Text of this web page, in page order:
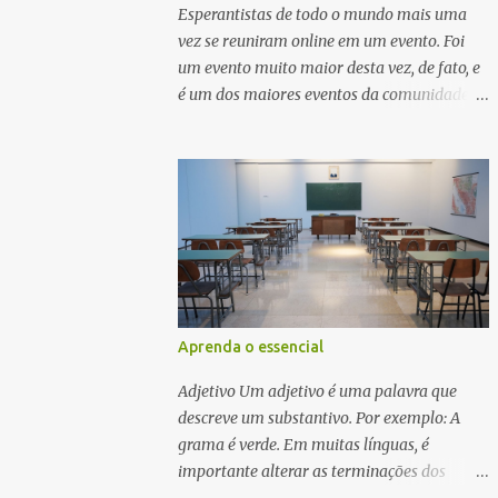
influências do persa, árabe e russo,
tornando-se uma parte vital da identidade
da Ásia Central. Como entusiasta de línguas,
as línguas túrquicas são também um
popular, o turco. Depois li algures que o
uzbeque é até a língua túrquica mais fácil
porque não tem harmonia vocálica e outros
aspetos das línguas túrquicas. É muito fácil
encont...
Esperantistas de todo o mundo mais uma
vez se reuniram online em um evento. Foi
um evento muito maior desta vez, de fato, e
é um dos maiores eventos da comunidade
Aprenda o essencial
Adjetivo Um adjetivo é uma palavra que
descreve um substantivo. Por exemplo: A
grama é verde. Em muitas línguas, é
importante alterar as terminações dos